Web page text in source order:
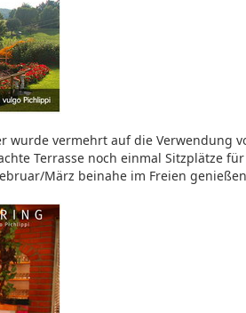
vermehrt auf die Verwendung
Terrasse noch einmal Sitzplätze
März beinahe im Freien